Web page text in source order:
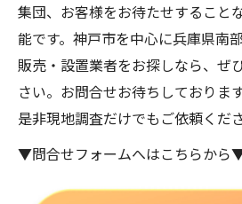
集団、お客様をお待たせすること
能です。神戸市を中心に兵庫県南
販売・設置業者をお探しなら、ぜ
さい。お問合せお待ちしておりま
是非現地調査だけでもご依頼くだ
▼問合せフォームへはこちらから